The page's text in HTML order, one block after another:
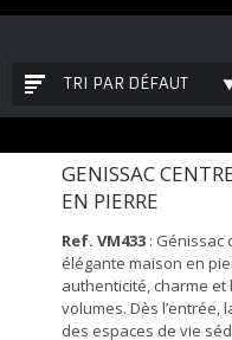
TRI PAR DÉFAUT
GENISSAC
EN PIERRE
Ref. VM433 : Génissac
élégante maison en
authenticité, charme et
volumes. Dès l’entrée,
des espaces de vie